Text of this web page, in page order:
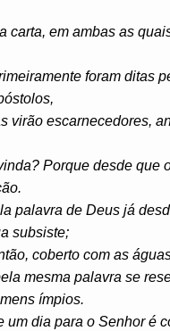
carta, em ambas as
foram ditas
virão escarnecedores,
Porque desde que
palavra de Deus já
subsiste;
coberto com as
mesma palavra se
ímpios.
dia para o Senhor é